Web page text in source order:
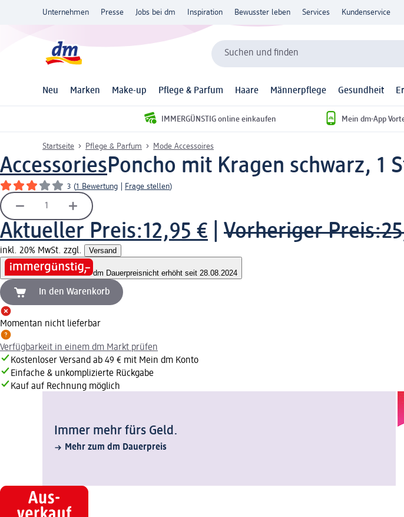
Unternehmen Presse Jobs bei dm Inspiration Bewusster leben Services Kundenservice
Suchen und finden
Neu Marken Make-up Pflege & Parfum Haare Männerpflege Gesundheit
IMMERGÜNSTIG online einkaufen Mein dm-App
Startseite Pflege & Parfum Mode Accessoires
AccessoriesPoncho mit Kragen schwarz, 1
3 (1 Bewertung Frage stellen)
Aktueller Preis:12,95 € Vorheriger Preis:
inkl. 20% MwSt. zzgl. Versand
dm Dauerpreisnicht erhöht seit 28.08.2024
In den Warenkorb
Momentan nicht lieferbar
Verfügbarkeit in einem dm Markt prüfen
Kostenloser Versand ab 49 € mit Mein dm Konto
Einfache & unkomplizierte Rückgabe
Kauf auf Rechnung möglich
Immer mehr fürs Geld.
Mehr zum dm Dauerpreis